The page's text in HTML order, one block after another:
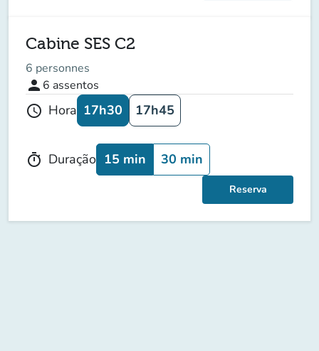
Cabine SES C2
6 personnes
person 6 assentos
schedule Hora 17h30 17h45
timer Duração 15 min 30 min
Reserva